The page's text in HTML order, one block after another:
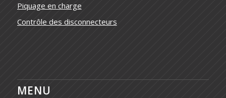
Piquage en charge
Contrôle des disconnecteurs
MENU